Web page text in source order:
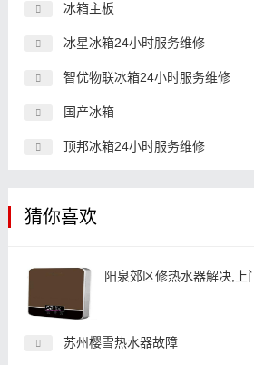
冰箱主板
冰星冰箱24小时服务维修
智优物联冰箱24小时服务维修
国产冰箱
顶邦冰箱24小时服务维修
猜你喜欢
阳泉郊区修热水器解决,上
苏州樱雪热水器故障